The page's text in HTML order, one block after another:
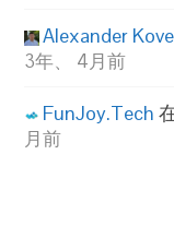
Alexander
3年、 4月前
FunJoy.Tech
月前